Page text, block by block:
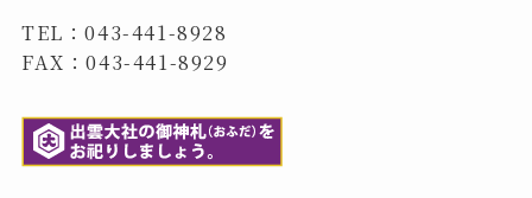
TEL：043-441-8928
FAX：043-441-8929